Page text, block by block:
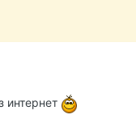
интернет